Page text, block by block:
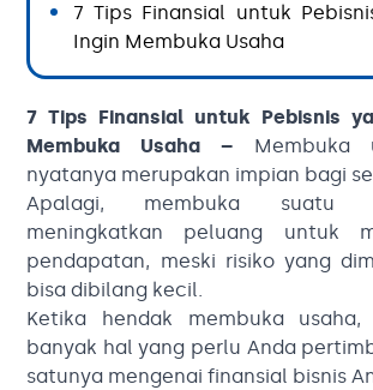
7 Tips Finansial untuk
Ingin Membuka Usaha
7 Tips Finansial untuk Pebisnis
Membuka Usaha – Membuka
nyatanya merupakan impian bagi
Apalagi, membuka suatu
meningkatkan peluang untuk
pendapatan, meski risiko yang
bisa dibilang kecil.
Ketika hendak membuka
banyak hal yang perlu Anda
satunya mengenai finansial bisnis